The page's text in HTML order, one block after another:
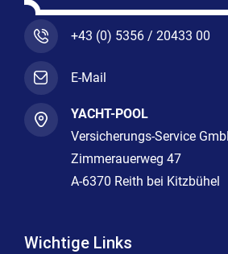
+43 (0) 5356 / 20433 00
E-Mail
YACHT-POOL
Versicherungs-Service
Zimmerauerweg 47
A-6370 Reith bei Kitzbühel
Wichtige Links